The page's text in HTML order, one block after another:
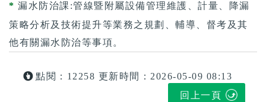
* 漏水防治課:管線暨附屬設備管理維護、計量、降漏
策略分析及技術提升等業務之規劃、輔導、督考及其
他有關漏水防治等事項。
點閱：12258 更新時間：2026-05-09 08:13
回上一頁